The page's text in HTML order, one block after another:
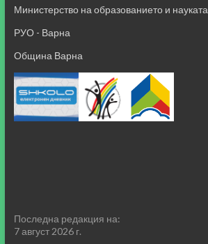
Министерство на образованието и науката
РУО - Варна
Община Варна
Последна редакция на:
7 август 2026 г.